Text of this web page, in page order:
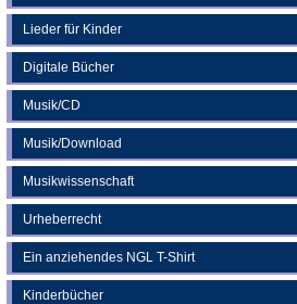
Lieder für Kinder
Digitale Bücher
Musik/CD
Musik/Download
Musikwissenschaft
Urheberrecht
Ein anziehendes NGL T-Shirt
Kinderbücher